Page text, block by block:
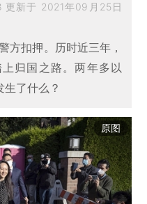
更新于 2021年09月25日
方扣押。历时近三年，
归国之路。两年多以
了什么？
原图